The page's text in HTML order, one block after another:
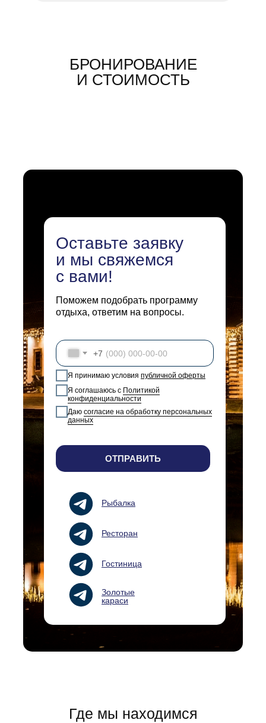
БРОНИРОВАНИЕ
И СТОИМОСТЬ
Оставьте заявку
и мы свяжемся
с вами!
Рыбалка
Ресторан
Гостиница
Золотые
караси
Поможем подобрать программу
отдыха, ответим на вопросы.
+7
Я принимаю условия публичной оферты
Я соглашаюсь с Политикой
конфиденциальности
Даю согласие на обработку персональных
данных
ОТПРАВИТЬ
Где мы находимся